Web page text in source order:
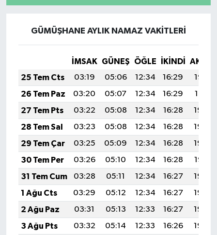
GÜMÜŞHANE AYLIK NAMAZ VAKITLERI
İMSAK GÜNEŞ ÖĞLE İKINDI
25 Tem Cts
03:19 05:06 12:34 16:29
19:52
26 Tem Paz
03:20 05:07 12:34 16:29
19:51
27 Tem Pts
03:22 05:08 12:34 16:28
19:50
28 Tem Sal
03:23 05:08 12:34 16:28
19:49
29 Tem Çar
03:25 05:09 12:34 16:28
19:48
30 Tem Per
03:26 05:10 12:34 16:28
19:47
31 Tem Cum
03:28 05:11 12:34 16:27
19:46
1 Ağu Cts
03:29 05:12 12:34 16:27
19:45
2 Ağu Paz
03:31 05:13 12:33 16:27
19:44
3 Ağu Pts
03:32 05:14 12:33 16:26
19:43